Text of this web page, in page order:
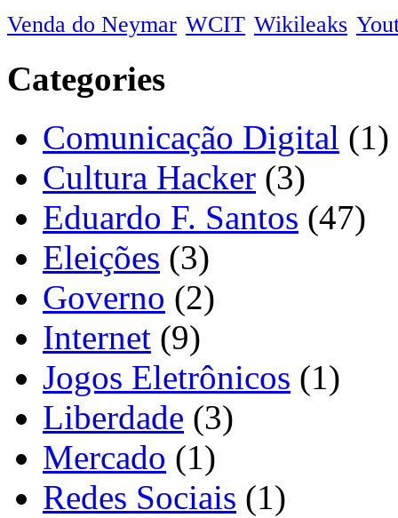
Venda do Neymar WCIT Wikileaks
Categories
Comunicação Digital (1)
Cultura Hacker (3)
Eduardo F. Santos (47)
Eleições (3)
Governo (2)
Internet (9)
Jogos Eletrônicos (1)
Liberdade (3)
Mercado (1)
Redes Sociais (1)